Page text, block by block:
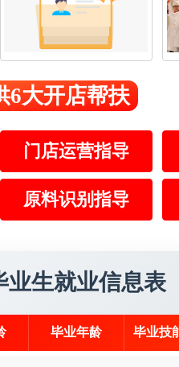
6大开店帮扶
门店运营指导
原料识别指导
业生就业信息表
毕业年龄 毕业技
21
19
18
22
21